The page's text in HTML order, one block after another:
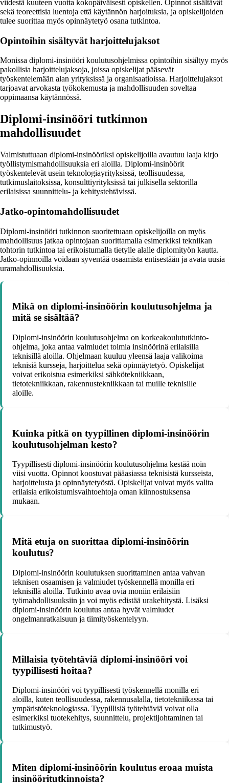
viidestä kuuteen vuotta kokopäiväisesti opiskellen. Opinnot sisältävät
sekä teoreettisia luentoja että käytännön harjoituksia, ja opiskelijoiden
tulee suorittaa myös opinnäytetyö osana tutkintoa.
Opintoihin sisältyvät harjoittelujaksot
Monissa diplomi-insinööri koulutusohjelmissa opintoihin sisältyy myös
pakollisia harjoittelujaksoja, joissa opiskelijat pääsevät
työskentelemään alan yrityksissä ja organisaatioissa. Harjoittelujaksot
tarjoavat arvokasta työkokemusta ja mahdollisuuden soveltaa
oppimaansa käytännössä.
Diplomi-insinööri tutkinnon
mahdollisuudet
Valmistuttuaan diplomi-insinööriksi opiskelijoilla avautuu laaja kirjo
työllistymismahdollisuuksia eri aloilla. Diplomi-insinöörit
työskentelevät usein teknologiayrityksissä, teollisuudessa,
tutkimuslaitoksissa, konsulttiyrityksissä tai julkisella sektorilla
erilaisissa suunnittelu- ja kehitystehtävissä.
Jatko-opintomahdollisuudet
Diplomi-insinööri tutkinnon suoritettuaan opiskelijoilla on myös
mahdollisuus jatkaa opintojaan suorittamalla esimerkiksi tekniikan
tohtorin tutkintoa tai erikoistumalla tietylle alalle diplomityön kautta.
Jatko-opinnoilla voidaan syventää osaamista entisestään ja avata uusia
uramahdollisuuksia.
Mikä on diplomi-insinöörin koulutusohjelma ja
mitä se sisältää?
Diplomi-insinöörin koulutusohjelma on korkeakoulututkinto-
ohjelma, joka antaa valmiudet toimia insinöörinä erilaisilla
teknisillä aloilla. Ohjelmaan kuuluu yleensä laaja valikoima
teknisiä kursseja, harjoittelua sekä opinnäytetyö. Opiskelijat
voivat erikoistua esimerkiksi sähkötekniikkaan,
tietotekniikkaan, rakennustekniikkaan tai muille teknisille
aloille.
Kuinka pitkä on tyypillinen diplomi-insinöörin
koulutusohjelman kesto?
Tyypillisesti diplomi-insinöörin koulutusohjelma kestää noin
viisi vuotta. Opinnot koostuvat pääasiassa teknisistä kursseista,
harjoittelusta ja opinnäytetyöstä. Opiskelijat voivat myös valita
erilaisia erikoistumisvaihtoehtoja oman kiinnostuksensa
mukaan.
Mitä etuja on suorittaa diplomi-insinöörin
koulutus?
Diplomi-insinöörin koulutuksen suorittaminen antaa vahvan
teknisen osaamisen ja valmiudet työskennellä monilla eri
teknisillä aloilla. Tutkinto avaa ovia moniin erilaisiin
työmahdollisuuksiin ja voi myös edistää urakehitystä. Lisäksi
diplomi-insinöörin koulutus antaa hyvät valmiudet
ongelmanratkaisuun ja tiimityöskentelyyn.
Millaisia työtehtäviä diplomi-insinööri voi
tyypillisesti hoitaa?
Diplomi-insinööri voi tyypillisesti työskennellä monilla eri
aloilla, kuten teollisuudessa, rakennusalalla, tietotekniikassa tai
ympäristöteknologiassa. Tyypillisiä työtehtäviä voivat olla
esimerkiksi tuotekehitys, suunnittelu, projektijohtaminen tai
tutkimustyö.
Miten diplomi-insinöörin koulutus eroaa muista
insinööritutkinnoista?